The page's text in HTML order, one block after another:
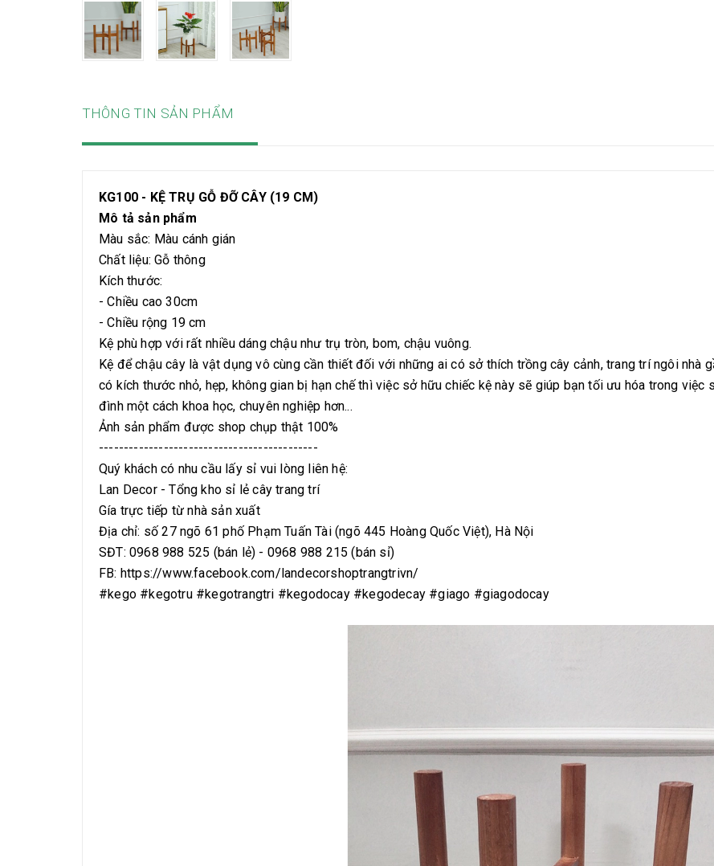
THÔNG TIN SẢN PHẨM
KG100 - KỆ TRỤ GỖ ĐỠ CÂY (19 CM)
Mô tả sản phẩm
Màu sắc: Màu cánh gián
Chất liệu: Gỗ thông
Kích thước:
- Chiều cao 30cm
- Chiều rộng 19 cm
Kệ phù hợp với rất nhiều dáng chậu như trụ tròn, bom, chậu vuông.
Kệ để chậu cây là vật dụng vô cùng cần thiết đối với những ai có sở thích trồng cây cảnh, trang trí ngôi nhà
có kích thước nhỏ, hẹp, không gian bị hạn chế thì việc sở hữu chiếc kệ này sẽ giúp bạn tối ưu hóa trong
đình một cách khoa học, chuyên nghiệp hơn...
Ảnh sản phẩm được shop chụp thật 100%
--------------------------------------------
Quý khách có nhu cầu lấy sỉ vui lòng liên hệ:
Lan Decor - Tổng kho sỉ lẻ cây trang trí
Gía trực tiếp từ nhà sản xuất
Địa chỉ: số 27 ngõ 61 phố Phạm Tuấn Tài (ngõ 445 Hoàng Quốc Việt), Hà Nội
SĐT: 0968 988 525 (bán lẻ) - 0968 988 215 (bán sỉ)
FB: https://www.facebook.com/landecorshoptrangtrivn/
#kego #kegotru #kegotrangtri #kegodocay #kegodecay #giago #giagodocay